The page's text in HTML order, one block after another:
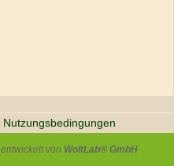
Nutzungsbedingungen
, entwickelt von WoltLab® GmbH